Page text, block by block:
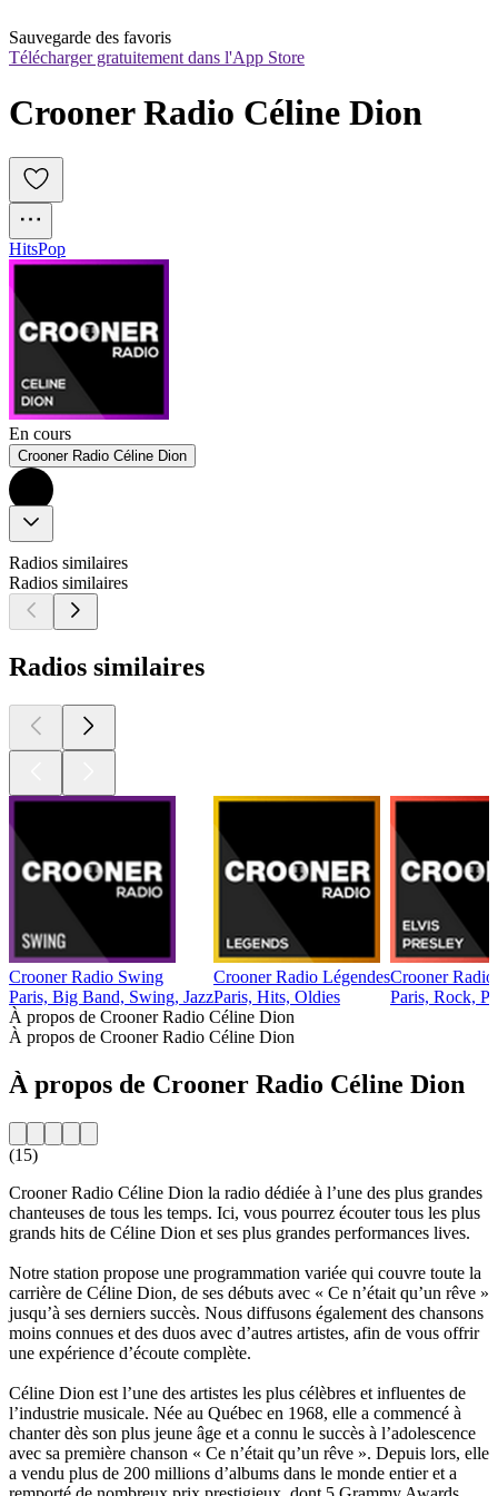
Sauvegarde des favoris
Télécharger gratuitement dans l'App Store
Crooner Radio Céline Dion
HitsPop
En cours
Crooner Radio Céline Dion
Radios similaires
Radios similaires
Radios similaires
Crooner Radio Swing
Paris, Big Band, Swing, Jazz
Crooner Radio Légendes
Paris, Hits, Oldies
Crooner
Paris, Rock,
À propos de Crooner Radio Céline Dion
À propos de Crooner Radio Céline Dion
À propos de Crooner Radio Céline Dion
(15)
Crooner Radio Céline Dion la radio dédiée à l’une des plus grandes
chanteuses de tous les temps. Ici, vous pourrez écouter tous les plus
grands hits de Céline Dion et ses plus grandes performances lives.
Notre station propose une programmation variée qui couvre toute la
carrière de Céline Dion, de ses débuts avec « Ce n’était qu’un rêve »
jusqu’à ses derniers succès. Nous diffusons également des chansons
moins connues et des duos avec d’autres artistes, afin de vous offrir
une expérience d’écoute complète.
Céline Dion est l’une des artistes les plus célèbres et influentes de
l’industrie musicale. Née au Québec en 1968, elle a commencé à
chanter dès son plus jeune âge et a connu le succès à l’adolescence
avec sa première chanson « Ce n’était qu’un rêve ». Depuis lors, elle
a vendu plus de 200 millions d’albums dans le monde entier et a